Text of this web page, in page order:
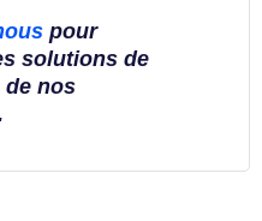
pour
solutions de
de nos